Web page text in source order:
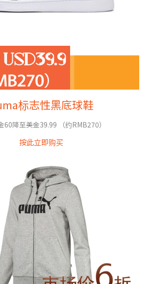
标志性黑底球鞋
60降至美金39.99 （约RMB270）
按此立即购买